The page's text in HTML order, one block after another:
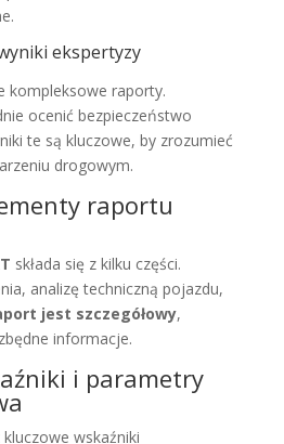
ekspertyzy
kompleksowe raporty.
ocenić bezpieczeństwo
te są kluczowe, by zrozumieć
drogowym.
raportu
składa się z kilku części.
analizę techniczną pojazdu,
jest szczegółowy,
informacje.
i parametry
wskaźniki